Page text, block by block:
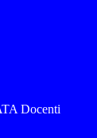
Docenti